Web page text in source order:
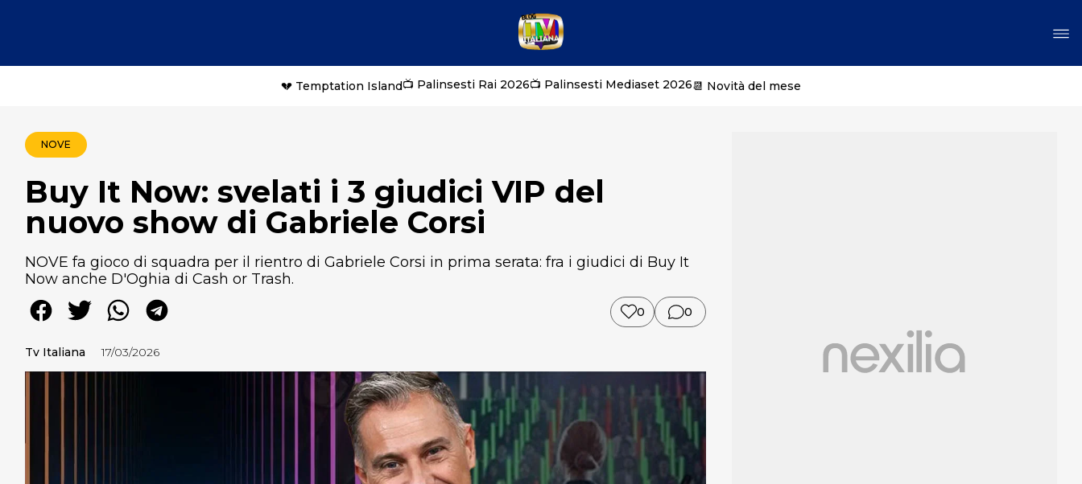
💔 Temptation Island📺 Palinsesti Rai 2026📺 Palinsesti Mediaset 2026📆 Novità del mese
NOVE
Buy It Now: svelati i 3 giudici VIP del
nuovo show di Gabriele Corsi
NOVE fa gioco di squadra per il rientro di Gabriele Corsi in prima serata: fra i giudici di Buy It
Now anche D'Oghia di Cash or Trash.
0 0
Tv Italiana 17/03/2026